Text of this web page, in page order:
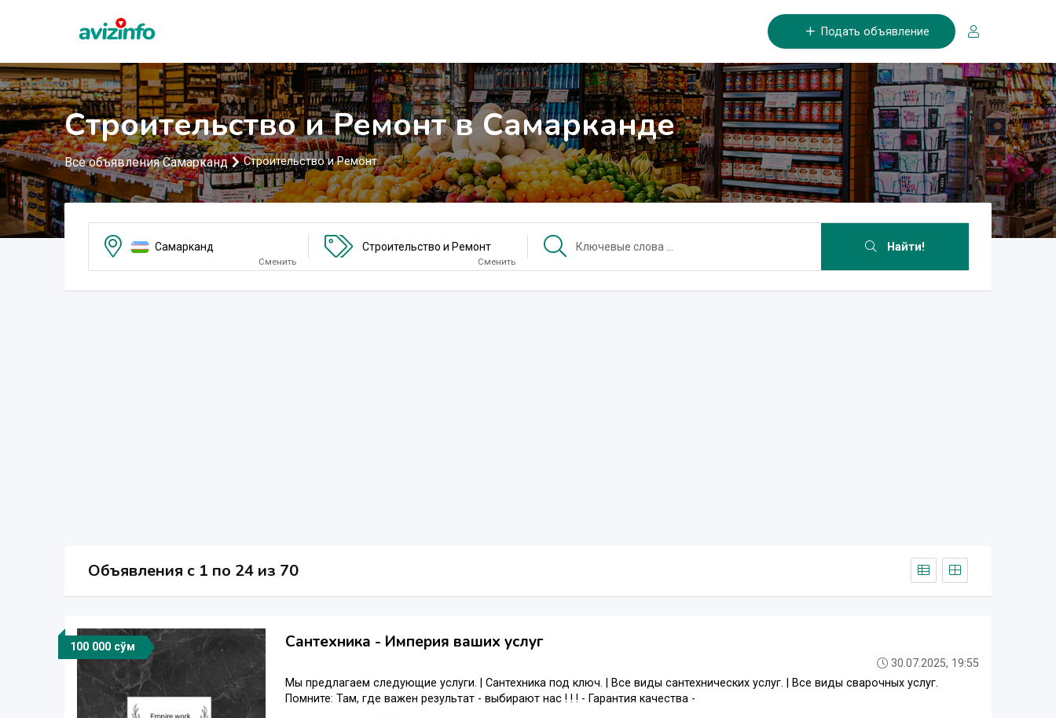
Подать объявление
Строительство и Ремонт в Самарканде
Все объявления Самарканд Строительство и Ремонт
Самарканд
Сменить
Строительство и Ремонт
Сменить
Найти!
Объявления c 1 по 24 из 70
100 000 сўм Сантехника - Империя ваших услуг
30.07.2025, 19:55
Мы предлагаем следующие услуги. | Сантехника под ключ. | Все виды сантехнических услуг. | Все виды сварочных услуг.
Помните: Там, где важен результат - выбирают нас ! ! ! - Гарантия качества -